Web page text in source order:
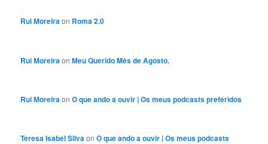
Rui Moreiraon Roma 2.0
Rui MoreiraonMeu Querido Mês de Agosto.
Rui MoreiraonO que ando a ouvir | Os meus podcasts preferidos
Teresa Isabel SilvaonO que ando a ouvir | Os meus podcasts